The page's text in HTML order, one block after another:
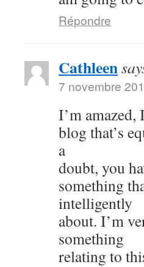
Répondre
Cathleen
7 novembre
I’m amazed,
blog that’s
a
doubt, you
something
intelligently
about. I’m
something
relating to